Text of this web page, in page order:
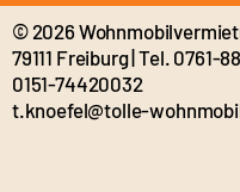
© 2026
79111 Freiburg | Tel. 0761-
0151-74420032
t.knoefel@tolle-